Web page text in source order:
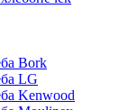
Bork
LG
Kenwood